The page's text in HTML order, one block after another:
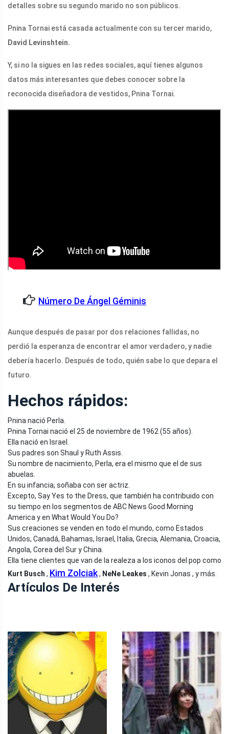
detalles sobre su segundo marido no son públicos.
Pnina Tornai está casada actualmente con su tercer marido,
David Levinshtein.
Y, si no la sigues en las redes sociales, aquí tienes algunos
datos más interesantes que debes conocer sobre la
reconocida diseñadora de vestidos, Pnina Tornai.
Número De Ángel Géminis
Aunque después de pasar por dos relaciones fallidas, no
perdió la esperanza de encontrar el amor verdadero, y nadie
debería hacerlo. Después de todo, quién sabe lo que depara el
futuro.
Hechos rápidos:
Pnina nació Perla.
Pnina Tornai nació el 25 de noviembre de 1962 (55 años).
Ella nació en Israel.
Sus padres son Shaul y Ruth Assis.
Su nombre de nacimiento, Perla, era el mismo que el de sus
abuelas.
En su infancia, soñaba con ser actriz.
Excepto, Say Yes to the Dress, que también ha contribuido con
su tiempo en los segmentos de ABC News Good Morning
America y en What Would You Do?
Sus creaciones se venden en todo el mundo, como Estados
Unidos, Canadá, Bahamas, Israel, Italia, Grecia, Alemania, Croacia,
Angola, Corea del Sur y China.
Ella tiene clientes que van de la realeza a los iconos del pop como
Kurt Busch , Kim Zolciak, NeNe Leakes , Kevin Jonas , y más.
Artículos De Interés